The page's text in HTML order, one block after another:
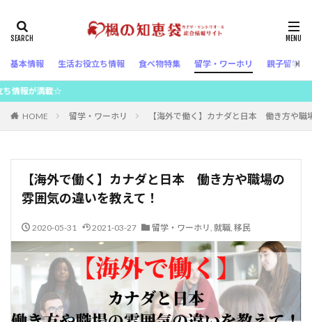
基本情報 生活お役立ち情報 食べ物特集 留学・ワーホリ 親子留学
HOME 留学・ワーホリ 【海外で働く】カナダと日本 働き方や職
【海外で働く】カナダと日本 働き方や職場の
雰囲気の違いを教えて！
2020-05-31 2021-03-27 留学・ワーホリ, 就職, 移民